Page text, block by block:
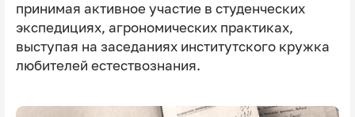
принимая активное участие в студенческих
экспедициях, агрономических практиках,
выступая на заседаниях институтского кружка
любителей естествознания.